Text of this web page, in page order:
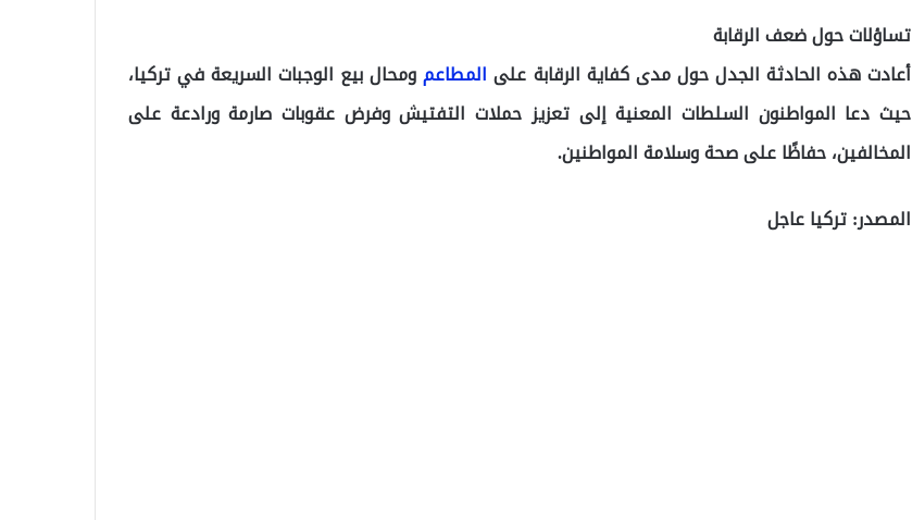
تساؤلات حول ضعف الرقابة
أعادت هذه الحادثة الجدل حول مدى كفاية الرقابة على المطاعمومحال بيع الوجبات السريعة في تركيا،
حيث دعا المواطنون السلطات المعنية إلى تعزيز حملات التفتيش وفرض عقوبات صارمة ورادعة على
المخالفين، حفاظًا على صحة وسلامة المواطنين.
المصدر: تركيا عاجل